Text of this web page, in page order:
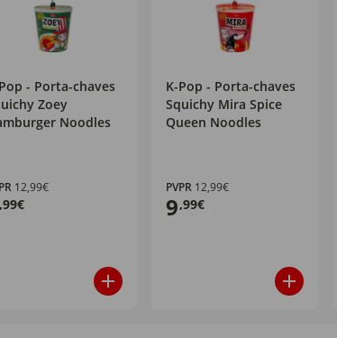
- Porta-chaves
Zoey
Noodles
12,99€
,99€
K-Pop - Porta-chaves
Squichy Mira Spice
Queen Noodles
PVPR 12,99€
9,99€